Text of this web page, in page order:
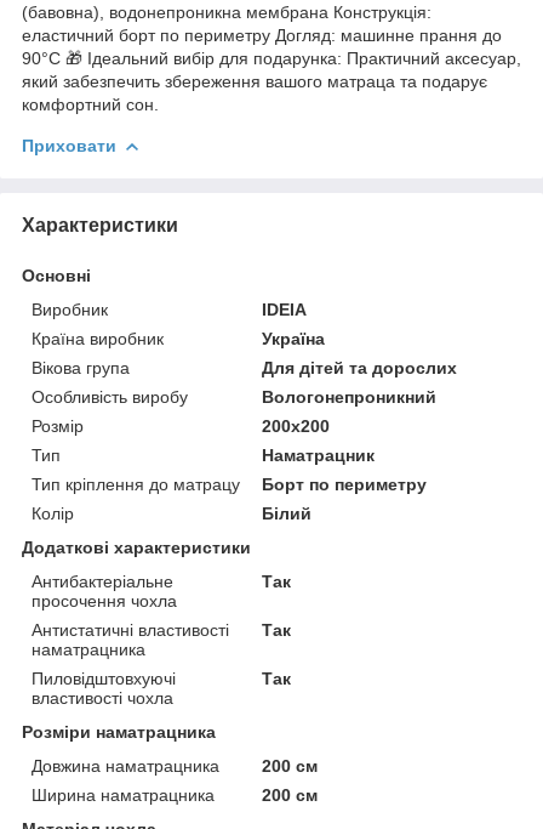
(бавовна), водонепроникна мембрана Конструкція:
еластичний борт по периметру Догляд: машинне прання до
90°C 🎁 Ідеальний вибір для подарунка: Практичний аксесуар,
який забезпечить збереження вашого матраца та подарує
комфортний сон.
Приховати
Характеристики
Основні
Виробник
IDEIA
Країна виробник
Україна
Вікова група
Для дітей та дорослих
Особливість виробу
Вологонепроникний
Розмір
200x200
Тип
Наматрацник
Тип кріплення до матрацу
Борт по периметру
Колір
Білий
Додаткові характеристики
Антибактеріальне
просочення чохла
Так
Антистатичні властивості
наматрацника
Так
Пиловідштовхуючі
властивості чохла
Так
Розміри наматрацника
Довжина наматрацника
200 см
Ширина наматрацника
200 см